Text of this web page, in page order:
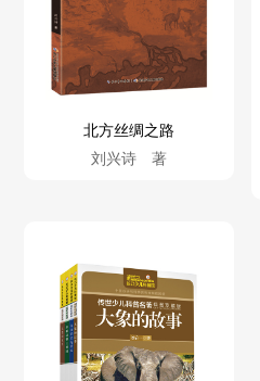
北方丝绸之路
刘兴诗 著